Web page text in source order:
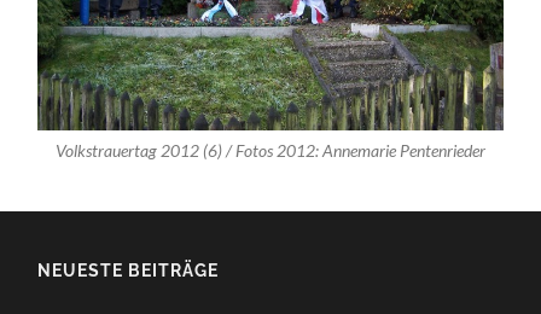
Volkstrauertag 2012 (6) / Fotos 2012: Annemarie Pentenrieder
NEUESTE BEITRÄGE